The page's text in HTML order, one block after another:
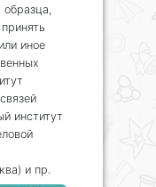
или иное
институт
и пр.